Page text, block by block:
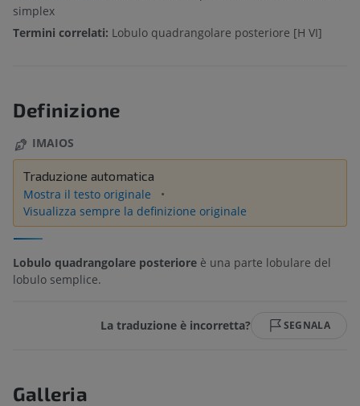
simplex
Termini correlati: Lobulo quadrangolare posteriore [H VI]
Definizione
IMAIOS
Traduzione automatica
Mostra il testo originale
Visualizza sempre la definizione originale
Lobulo quadrangolare posteriore è una parte lobulare del
lobulo semplice.
La traduzione è incorretta? SEGNALA
Galleria